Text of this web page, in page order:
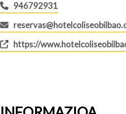
946792931
https://